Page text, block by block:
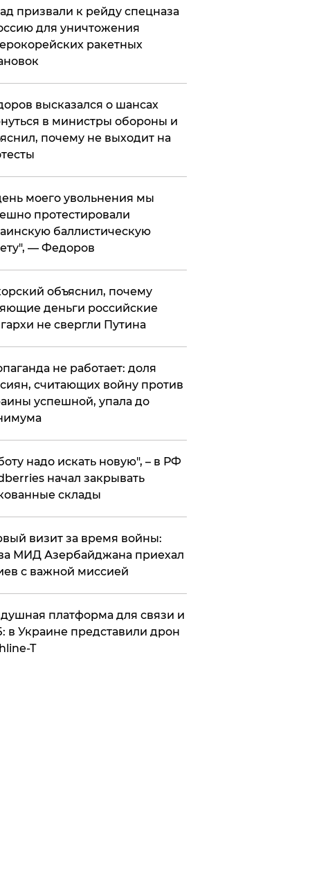
призвали к рейду спецназа
для уничтожения
ракетных
высказался о шансах
в министры обороны и
почему не выходит на
моего увольнения мы
протестировали
баллистическую
— Федоров
объяснил, почему
деньги российские
не свергли Путина
не работает: доля
считающих войну против
успешной, упала до
надо искать новую", – в РФ
начал закрывать
склады
визит за время войны:
МИД Азербайджана приехал
с важной миссией
платформа для связи и
в Украине представили дрон
T